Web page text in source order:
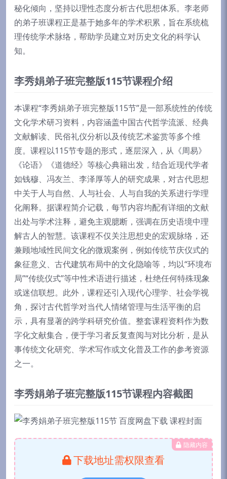
秘化倾向，坚持以理性态度分析古代思想体系。李老师
的弟子班课程正是基于她多年的学术积累，旨在系统梳
理传统学术脉络，帮助学员建立对历史文化的科学认
知。
李秀娟弟子班完整版115节课程介绍
本课程“李秀娟弟子班完整版115节”是一部系统性的传统
文化学术研习资料，内容涵盖中国古代哲学流派、经典
文献解读、民俗礼仪分析以及传统艺术鉴赏等多个维
度。课程以115节专题的形式，逐层深入，从《周易》
《论语》《道德经》等核心典籍出发，结合近现代学者
如钱穆、冯友兰、李泽厚等人的研究成果，对古代思想
中关于人与自然、人与社会、人与自我的关系进行学理
化阐释。据课程简介记载，每节内容均配有详细的文献
出处与学术注释，避免主观臆断，强调在历史语境中理
解古人的智慧。该课程不仅关注思想史的宏观脉络，还
兼顾地域性民间文化的微观案例，例如传统节庆仪式的
象征意义、古代建筑布局中的文化隐喻等，均以“环境布
局”“传统仪式”等中性术语进行描述，杜绝任何特殊现象
或迷信联想。此外，课程还引入现代心理学、社会学视
角，探讨古代哲学对当代人情绪管理与生活平衡的启
示，具有显著的跨学科研究价值。整套课程资料作为数
字化文献集合，便于学习者反复查阅与对比分析，是从
事传统文化研究、学术写作或文化普及工作的参考资源
之一。
李秀娟弟子班完整版115节课程内容截图
隐藏内容
下载地址需权限查看